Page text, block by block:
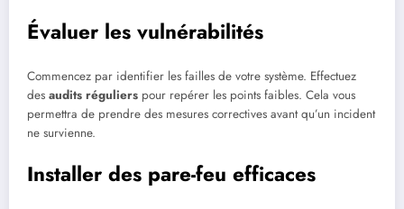
Évaluer les vulnérabilités
Commencez par identifier les failles de votre système. Effectuez
des audits réguliers pour repérer les points faibles. Cela vous
permettra de prendre des mesures correctives avant qu’un incident
ne survienne.
Installer des pare-feu efficaces